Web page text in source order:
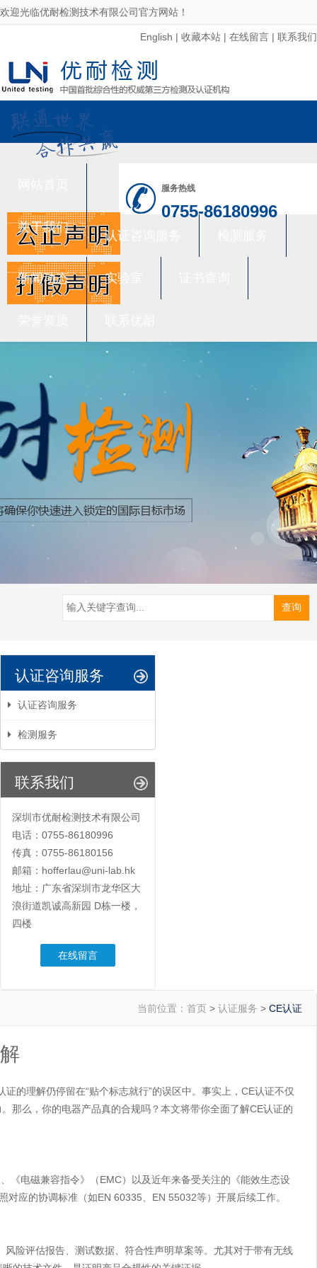
欢迎光临优耐检测技术有限公司官方网站！
English | 收藏本站 | 在线留言 | 联系我们
服务热线
0755-86180996
关于我们
认证咨询服务
新闻动态 实验室
认证咨询服务
认证咨询服务
检测服务
联系我们
深圳市优耐检测技术有限公司
电话：0755-86180996
传真：0755-86180156
邮箱：hofferlau@uni-lab.hk
地址：广东省深圳市龙华区大
浪街道凯诚高新园 D栋一楼，
四楼
在线留言
当前位置： 首页 > 认证服务 > CE认证
证的理解仍停留在“贴个标志就行”的误区中。事实上，CE认证不仅
那么，你的电器产品真的合规吗？本文将带你全面了解CE认证的
《电磁兼容指令》（EMC）以及近年来备受关注的《能效生态设
应的协调标准（如EN 60335、EN 55032等）开展后续工作。
险评估报告、测试数据、符合性声明草案等。尤其对于带有无线